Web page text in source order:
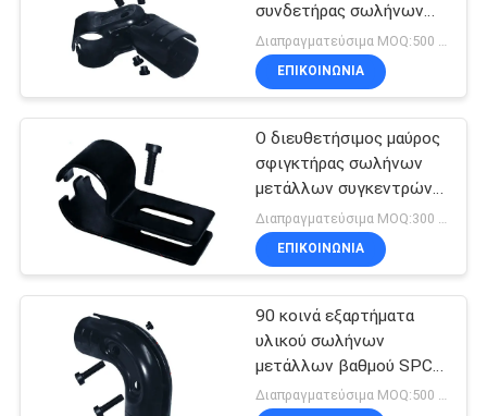
συνδετήρας σωλήνων
μετάλλων με τη
διευθετήσιμη γωνία
ΕΠΙΚΟΙΝΩΝΊΑ
Ο διευθετήσιμος μαύρος
σφιγκτήρας σωλήνων
μετάλλων συγκεντρώνει
το εύκαμπτο σύστημα
βασανισμού
ΕΠΙΚΟΙΝΩΝΊΑ
90 κοινά εξαρτήματα
υλικού σωλήνων
μετάλλων βαθμού SPCC
για τον αδύνατο σωλήνα Διαπραγματεύσιμα MOQ:500 Σύνολα